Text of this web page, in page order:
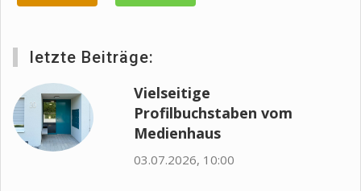
letzte Beiträge:
Vielseitige
Profilbuchstaben vom
Medienhaus
03.07.2026, 10:00